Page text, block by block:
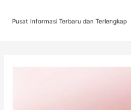
Pusat Informasi Terbaru dan Terlengkap